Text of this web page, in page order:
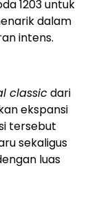
1203 untuk
dalam
intens.
classicdari
ekspansi
tersebut
sekaligus
luas